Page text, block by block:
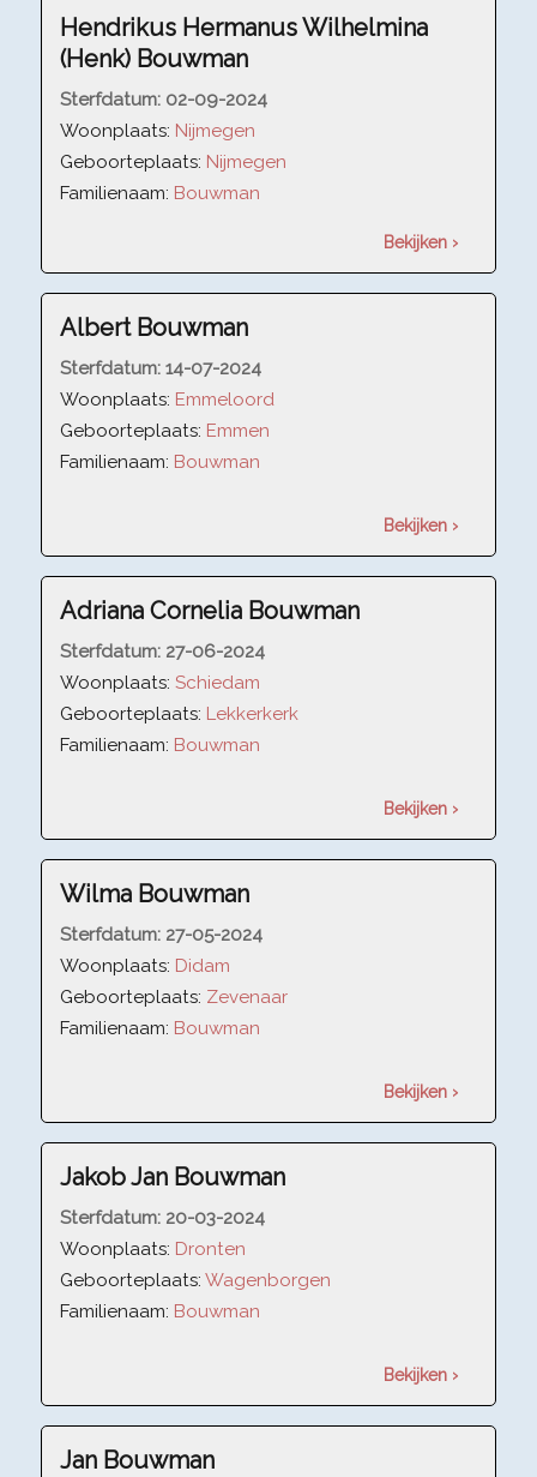
Hendrikus Hermanus Wilhelmina
(Henk) Bouwman
Sterfdatum: 02-09-2024
Woonplaats: Nijmegen
Geboorteplaats: Nijmegen
Familienaam: Bouwman
Bekijken ›
Albert Bouwman
Sterfdatum: 14-07-2024
Woonplaats: Emmeloord
Geboorteplaats: Emmen
Familienaam: Bouwman
Bekijken ›
Adriana Cornelia Bouwman
Sterfdatum: 27-06-2024
Woonplaats: Schiedam
Geboorteplaats: Lekkerkerk
Familienaam: Bouwman
Bekijken ›
Wilma Bouwman
Sterfdatum: 27-05-2024
Woonplaats: Didam
Geboorteplaats: Zevenaar
Familienaam: Bouwman
Bekijken ›
Jakob Jan Bouwman
Sterfdatum: 20-03-2024
Woonplaats: Dronten
Geboorteplaats: Wagenborgen
Familienaam: Bouwman
Bekijken ›
Jan Bouwman